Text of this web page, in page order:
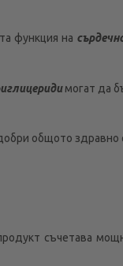
функция на
могат да
общото здравно
съчетава